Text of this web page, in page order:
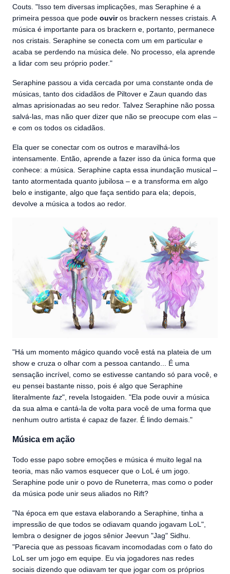
Couts. "Isso tem diversas implicações, mas Seraphine é a
primeira pessoa que pode ouviros brackern nesses cristais. A
música é importante para os brackern e, portanto, permanece
nos cristais. Seraphine se conecta com um em particular e
acaba se perdendo na música dele. No processo, ela aprende
a lidar com seu próprio poder."
Seraphine passou a vida cercada por uma constante onda de
músicas, tanto dos cidadãos de Piltover e Zaun quando das
almas aprisionadas ao seu redor. Talvez Seraphine não possa
salvá-las, mas não quer dizer que não se preocupe com elas –
e com os todos os cidadãos.
Ela quer se conectar com os outros e maravilhá-los
intensamente. Então, aprende a fazer isso da única forma que
conhece: a música. Seraphine capta essa inundação musical –
tanto atormentada quanto jubilosa – e a transforma em algo
belo e instigante, algo que faça sentido para ela; depois,
devolve a música a todos ao redor.
"Há um momento mágico quando você está na plateia de um
show e cruza o olhar com a pessoa cantando... É uma
sensação incrível, como se estivesse cantando só para você, e
eu pensei bastante nisso, pois é algo que Seraphine
literalmente faz", revela Istogaiden. "Ela pode ouvir a música
da sua alma e cantá-la de volta para você de uma forma que
nenhum outro artista é capaz de fazer. É lindo demais."
Música em ação
Todo esse papo sobre emoções e música é muito legal na
teoria, mas não vamos esquecer que o LoL é um jogo.
Seraphine pode unir o povo de Runeterra, mas como o poder
da música pode unir seus aliados no Rift?
"Na época em que estava elaborando a Seraphine, tinha a
impressão de que todos se odiavam quando jogavam LoL",
lembra o designer de jogos sênior Jeevun "Jag" Sidhu.
"Parecia que as pessoas ficavam incomodadas com o fato do
LoL ser um jogo em equipe. Eu via jogadores nas redes
sociais dizendo que odiavam ter que jogar com os próprios